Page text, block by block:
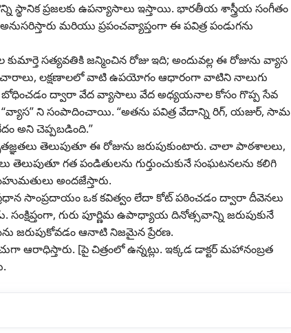
స్థానిక ప్రజలకు ఉపన్యాసాలు ఇస్తాయి. భారతీయ శాస్త్రీయ సంగీతం
మరియు ప్రపంచవ్యాప్తంగా ఈ పవిత్ర పండుగను
సత్యవతికి జన్మించిన రోజు ఇది; అందువల్ల ఈ రోజును వ్యాస
ఆచారాలు, లక్షణాలలో వాటి ఉపయోగం ఆధారంగా వాటిని నాలుగు
బోధించడం ద్వారా వేద వ్యాసాలు వేద అధ్యయనాల కోసం గొప్ప సేవ
ని సంపాదించాయి. “అతను పవిత్ర వేదాన్ని రిగ్, యజుర్, సామ
అని చెప్పబడింది.”
తెలుపుతూ ఈ రోజును జరుపుకుంటారు. చాలా పాఠశాలలు,
గత పండితులను గుర్తుంచుకునే సంఘటనలను కలిగి
అందజేస్తారు.
సాంప్రదాయం ఒక కవిత్వం లేదా కోట్ పఠించడం ద్వారా దీవెనలు
గురు పూర్ణిమ ఉపాధ్యాయ దినోత్సవాన్ని జరుపుకునే
జరుపుకోవడం ఆనాటి నిజమైన ప్రేరణ.
ఆరాధిస్తారు. [పై చిత్రంలో ఉన్నట్లు. ఇక్కడ డాక్టర్ మహానంబ్రత